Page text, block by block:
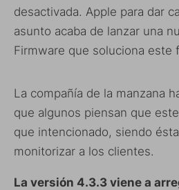
desactivada. Apple para dar
asunto acaba de lanzar una
Firmware que soluciona este
La compañía de la manzana
que algunos piensan que
que intencionado, siendo
monitorizar a los clientes.
La versión 4.3.3 viene a